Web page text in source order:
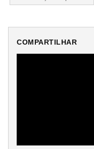
COMPARTILHAR